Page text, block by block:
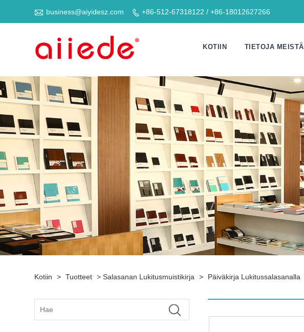
 business@aiyidesz.com  +86-512-67318122 / +86-18012627266
KOTIIN TIETOJA MEISTÄ
Kotiin > Tuotteet >Salasanan Lukitusmuistikirja > Päiväkirja Lukitussalasanalla